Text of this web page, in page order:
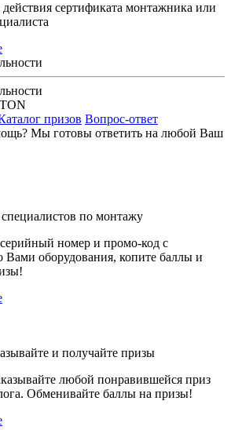
действия сертификата монтажника или
призов Вопрос-ответ
Мы готовы ответить на любой Ваш
по монтажу
номер и промо-код с
Вами оборудования, копите баллы и
и получайте призы
любой понравившейся приз
Обменивайте баллы на призы!